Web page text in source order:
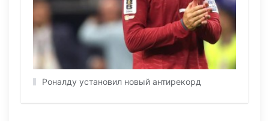
Роналду установил новый антирекорд